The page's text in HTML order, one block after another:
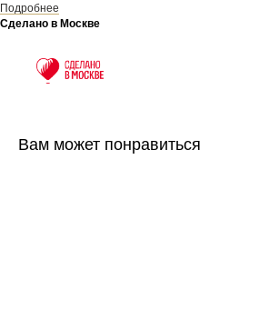
Подробнее
Сделано в Москве
Вам может понравиться